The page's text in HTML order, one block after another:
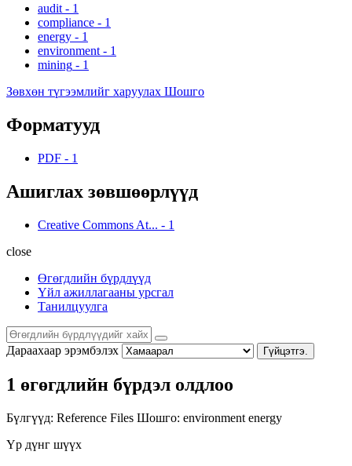
audit - 1
compliance - 1
energy - 1
environment - 1
mining - 1
Зөвхөн түгээмлийг харуулах Шошго
Форматууд
PDF - 1
Ашиглах зөвшөөрлүүд
Creative Commons At... - 1
close
Өгөгдлийн бүрдлүүд
Үйл ажиллагааны урсгал
Танилцуулга
Дараахаар эрэмбэлэх Гүйцэтгэ.
1 өгөгдлийн бүрдэл олдлоо
Бүлгүүд: Reference Files Шошго: environment energy
Үр дүнг шүүх